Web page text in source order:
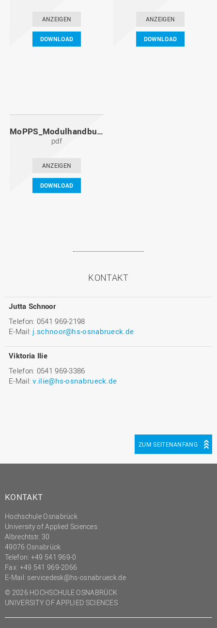
ANZEIGEN
DOWNLOAD
ANZEIGEN
DOWNLOAD
MoPPS_Modulhandbuch_20091201.pdf
pdf
ANZEIGEN
DOWNLOAD
KONTAKT
Jutta Schnoor
Telefon: 0541 969-2198
E-Mail: j.schnoor@hs-osnabrueck.de
Viktoria Ilie
Telefon: 0541 969-3386
E-Mail:v.ilie@hs-osnabrueck.de
ZUM SEITENANFANG
KONTAKT
Hochschule Osnabrück
University of Applied Sciences
Albrechtstr. 30
49076 Osnabrück
Telefon: +49 541 969-0
Fax: +49 541 969-2066
E-Mail: servicedesk@hs-osnabrueck.de
© 2026 HOCHSCHULE OSNABRÜCK
UNIVERSITY OF APPLIED SCIENCES